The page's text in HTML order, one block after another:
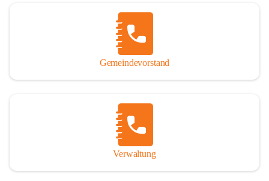
Gemeindevorstand
Verwaltung